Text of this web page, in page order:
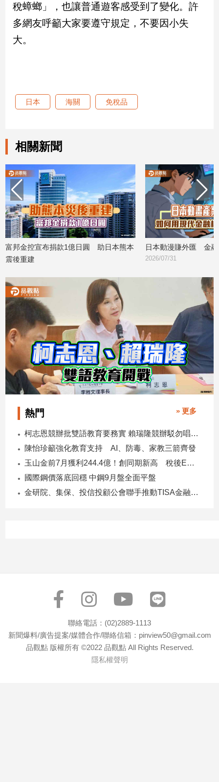
流
行/
時
尚
築/
內
設
計
旅
遊/
美
食
星
座/
理
消
康/
親
子/
感
情
藝
術
／
／
電
薦
科
音
稅蟑螂」，也讓普通遊客感受到了變化。許
多網友呼籲大家要遵守規定，不要因小失
大。
日本 海關 免稅品
相關新聞
金控宣布捐款1億日圓 助日本熊本
重建
日本動漫賺外匯 金融巨
2026/07/31
熱門 » 更多
柯志恩競辦批雙語教育要務實 賴瑞隆競辦駁勿唱衰高雄
陳怡珍籲強化教育支持 AI、防毒、家教三箭齊發
玉山金前7月獲利244.4億！創同期新高 稅後EPS自結1.51元
國際鋼價落底回穩 中鋼9月盤全面平盤
金研院、集保、投信投顧公會聯手推動TISA金融教育 將辦150場宣講
聯絡電話：(02)2889-1113
新聞爆料/廣告提案/媒體合作/聯絡信箱：pinview50@gmail.com
品觀點 版權所有 ©2022 品觀點 All Rights Reserved.
隱私權聲明